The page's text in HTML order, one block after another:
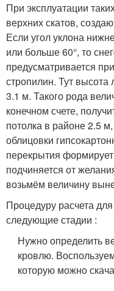
При эксплуатации
верхних скатов,
Если угол уклона
или больше 60°, то
предусматривается
стропилин. Тут
3.1 м. Такого рода
конечном счете,
потолка в районе 2.5
облицовки
перекрытия
подчиняется от
возьмём величину
Процедуру расчета
следующие стадии :
Нужно определить
кровлю.
которую можно